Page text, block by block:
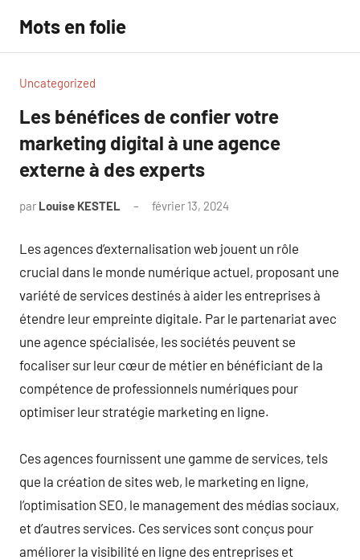
contenu
Mots en folie
Uncategorized
Les bénéfices de confier votre
marketing digital à une agence
externe à des experts
par Louise KESTEL février 13, 2024
Les agences d’externalisation web jouent un rôle
crucial dans le monde numérique actuel, proposant une
variété de services destinés à aider les entreprises à
étendre leur empreinte digitale. Par le partenariat avec
une agence spécialisée, les sociétés peuvent se
focaliser sur leur cœur de métier en bénéficiant de la
compétence de professionnels numériques pour
optimiser leur stratégie marketing en ligne.
Ces agences fournissent une gamme de services, tels
que la création de sites web, le marketing en ligne,
l’optimisation SEO, le management des médias sociaux,
et d’autres services. Ces services sont conçus pour
améliorer la visibilité en ligne des entreprises et